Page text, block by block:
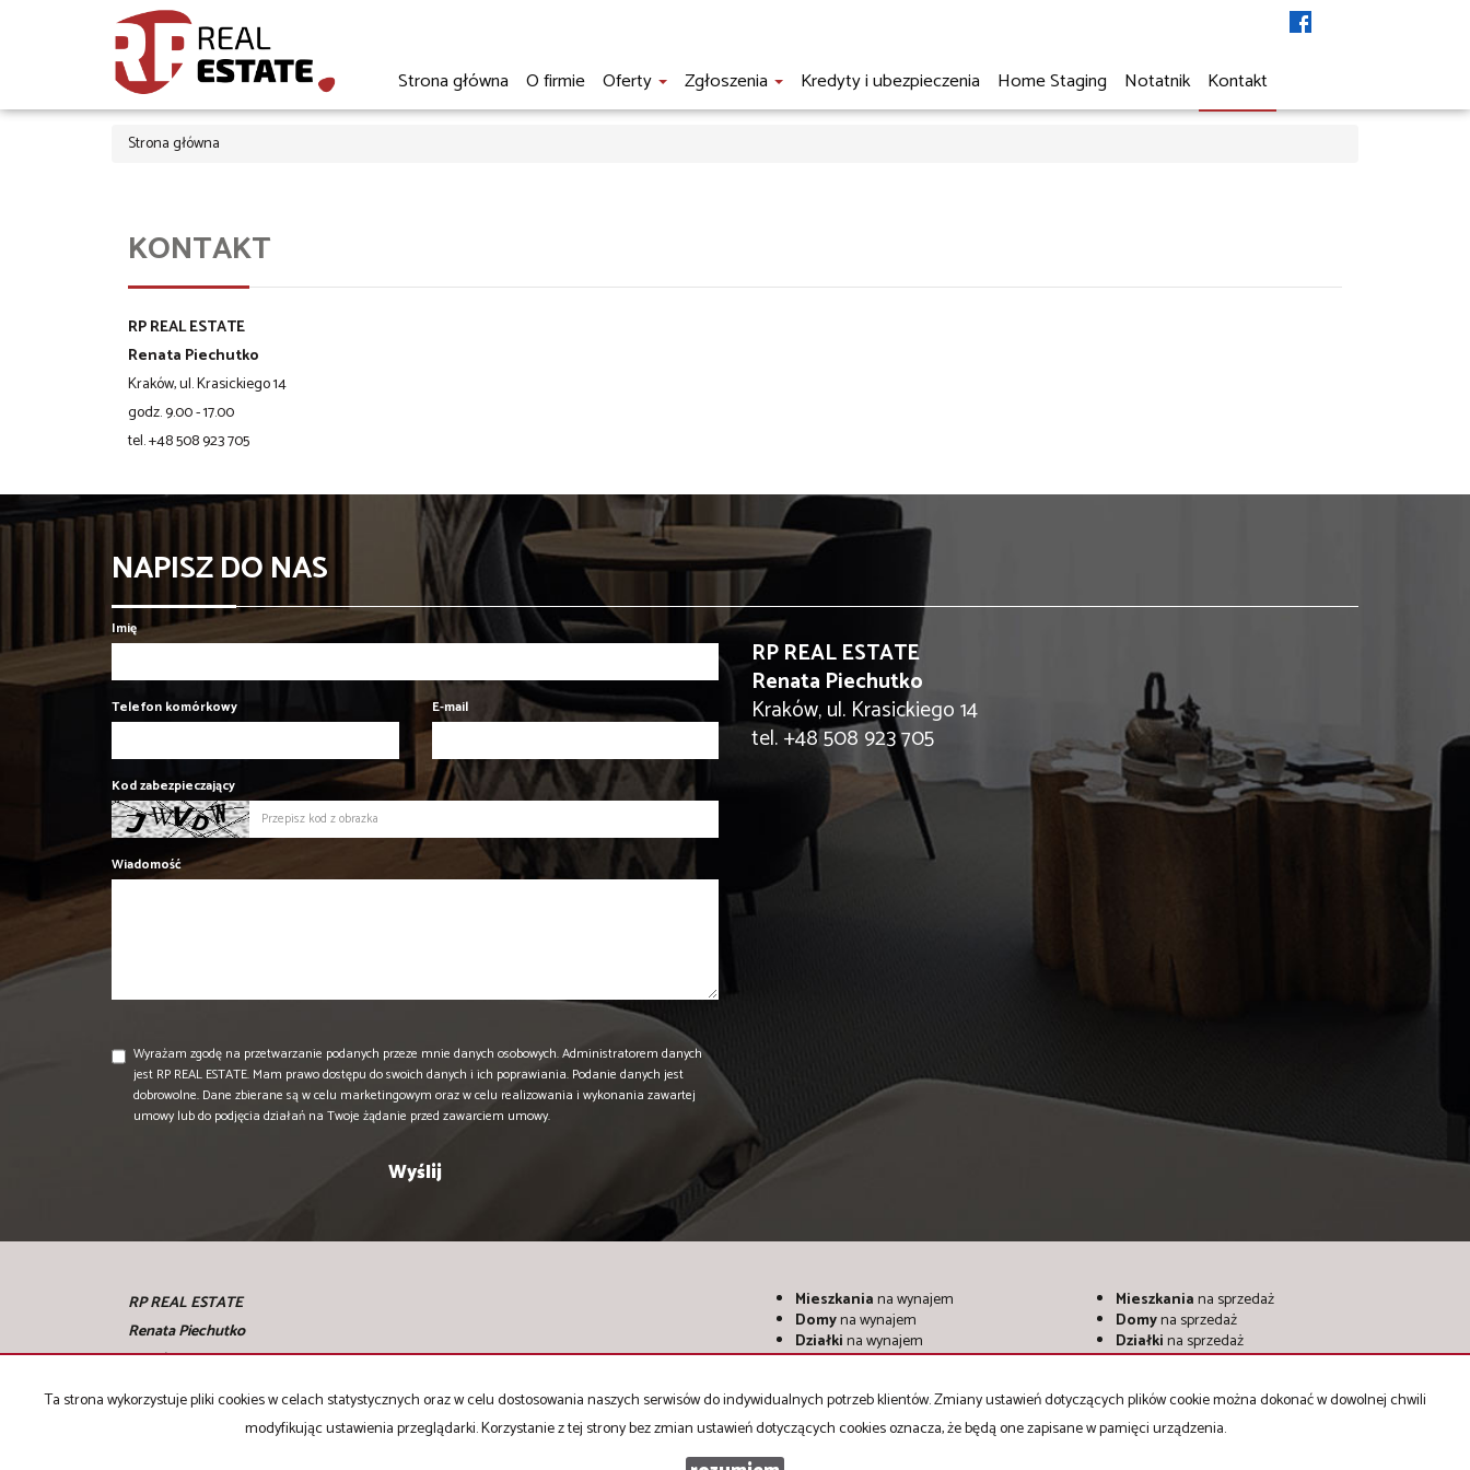
Strona główna O firmie Oferty Zgłoszenia Kredyty i ubezpieczenia Home Staging Notatnik Kontakt
Strona główna
KONTAKT
RP REAL ESTATE
Renata Piechutko
Kraków, ul. Krasickiego 14
godz. 9.00 - 17.00
tel. +48 508 923 705
NAPISZ DO NAS
Imię
Telefon komórkowy E-mail
Kod zabezpieczający
Wiadomość
Wyrażam zgodę na przetwarzanie podanych przeze mnie danych osobowych. Administratorem danych
jest RP REAL ESTATE. Mam prawo dostępu do swoich danych i ich poprawiania. Podanie danych jest
dobrowolne. Dane zbierane są w celu marketingowym oraz w celu realizowania i wykonania zawartej
umowy lub do podjęcia działań na Twoje żądanie przed zawarciem umowy.
RP REAL ESTATE
Renata Piechutko
Kraków, ul. Krasickiego 14
tel. +48 508 923 705
RP REAL ESTATE
Renata Piechutko
Kraków, ul. Krasickiego 14
tel. +48 508 923 705
Mieszkaniana wynajem
Domyna wynajem
Działkina wynajem
Lokalena wynajem
Obiektyna wynajem
Mieszkaniana sprzedaż
Domyna sprzedaż
Działkina sprzedaż
Lokalena sprzedaż
Obiektyna sprzedaż
Ta strona wykorzystuje pliki cookies w celach statystycznych oraz w celu dostosowania naszych serwisów do indywidualnych potrzeb klientów. Zmiany ustawień dotyczących plików cookie można dokonać w dowolnej chwili
modyfikując ustawienia przeglądarki. Korzystanie z tej strony bez zmian ustawień dotyczących cookies oznacza, że będą one zapisane w pamięci urządzenia.